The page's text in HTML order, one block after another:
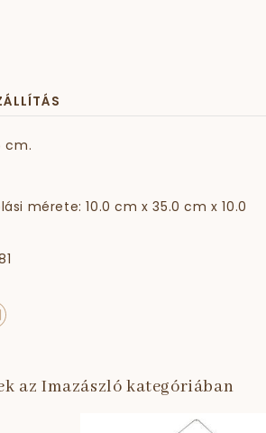
cm.
mérete: 10.0 cm x 35.0 cm x 10.0
az Imazászló kategóriában